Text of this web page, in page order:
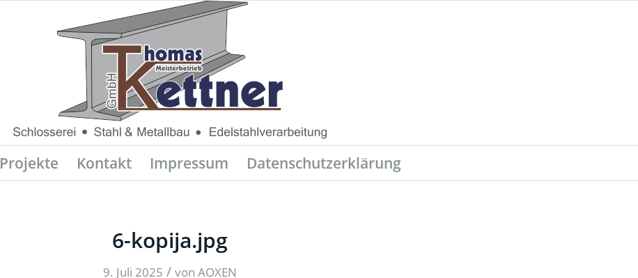
Projekte Kontakt Impressum Datenschutzerklärung
6-kopija.jpg
9. Juli 2025 / von AOXEN